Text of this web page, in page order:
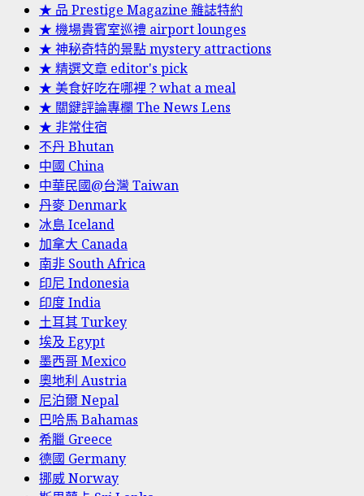
★ 品 Prestige Magazine 雜誌特約
★ 機場貴賓室巡禮 airport lounges
★ 神秘奇特的景點 mystery attractions
★ 精選文章 editor's pick
★ 美食好吃在哪裡？what a meal
★ 關鍵評論專欄 The News Lens
★ 非常住宿
不丹 Bhutan
中國 China
中華民國@台灣 Taiwan
丹麥 Denmark
冰島 Iceland
加拿大 Canada
南非 South Africa
印尼 Indonesia
印度 India
土耳其 Turkey
埃及 Egypt
墨西哥 Mexico
奧地利 Austria
尼泊爾 Nepal
巴哈馬 Bahamas
希臘 Greece
德國 Germany
挪威 Norway